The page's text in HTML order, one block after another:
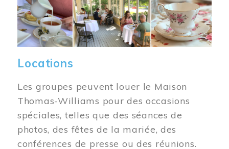
Locations
Les groupes peuvent louer le Maison
Thomas-Williams pour des occasions
spéciales, telles que des séances de
photos, des fêtes de la mariée, des
conférences de presse ou des réunions.